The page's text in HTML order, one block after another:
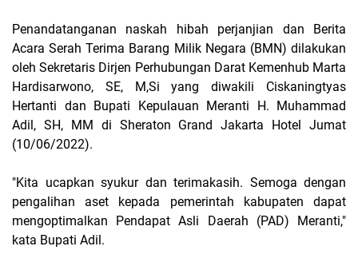
Penandatanganan naskah hibah perjanjian dan Berita
Acara Serah Terima Barang Milik Negara (BMN) dilakukan
oleh Sekretaris Dirjen Perhubungan Darat Kemenhub Marta
Hardisarwono, SE, M,Si yang diwakili Ciskaningtyas
Hertanti dan Bupati Kepulauan Meranti H. Muhammad
Adil, SH, MM di Sheraton Grand Jakarta Hotel Jumat
(10/06/2022).
"Kita ucapkan syukur dan terimakasih. Semoga dengan
pengalihan aset kepada pemerintah kabupaten dapat
mengoptimalkan Pendapat Asli Daerah (PAD) Meranti,"
kata Bupati Adil.